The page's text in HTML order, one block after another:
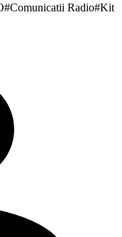
#Comunicatii Radio#Kit